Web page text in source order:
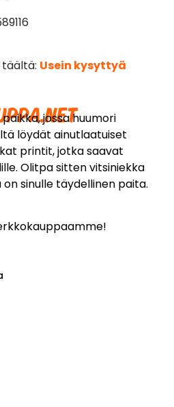
jossa huumori
löydät ainutlaatuiset
printit, jotka saavat
Olitpa sitten vitsiniekka
sinulle täydellinen paita.
Usein kysyttyä